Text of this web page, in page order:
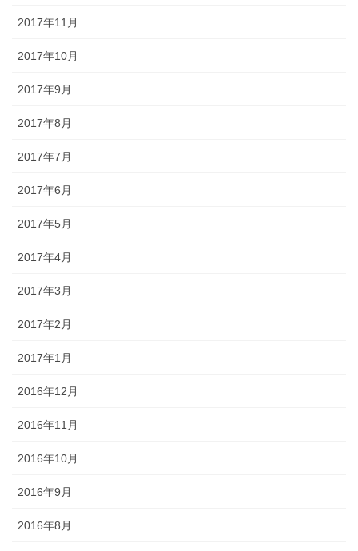
2017年11月
2017年10月
2017年9月
2017年8月
2017年7月
2017年6月
2017年5月
2017年4月
2017年3月
2017年2月
2017年1月
2016年12月
2016年11月
2016年10月
2016年9月
2016年8月